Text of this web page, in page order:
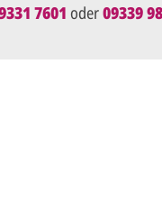
7601 oder09339